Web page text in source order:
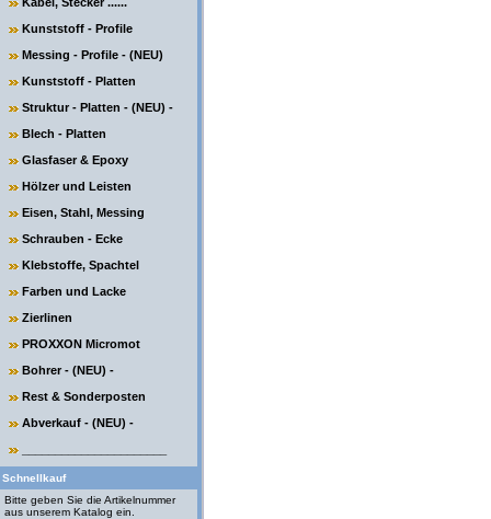
Kunststoff - Profile
Messing - Profile - (NEU)
Kunststoff - Platten
Struktur - Platten - (NEU) -
Blech - Platten
Glasfaser & Epoxy
Hölzer und Leisten
Eisen, Stahl, Messing
Schrauben - Ecke
Klebstoffe, Spachtel
Farben und Lacke
Zierlinen
PROXXON Micromot
Bohrer - (NEU) -
Rest & Sonderposten
Abverkauf - (NEU) -
Schnellkauf
Bitte geben Sie die Artikelnummer
aus unserem Katalog ein.